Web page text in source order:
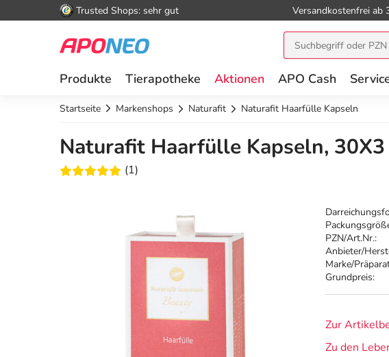
Trusted Shops: sehr gut Versandkostenfrei ab
Produkte Tierapotheke Aktionen APO Cash
Startseite Markenshops Naturafit Naturafit Haarfülle Kapseln
Naturafit Haarfülle Kapseln,
(1)
PZN/Art.Nr.:
Anbieter/
Marke/
Grundpreis:
Zur
Zu den